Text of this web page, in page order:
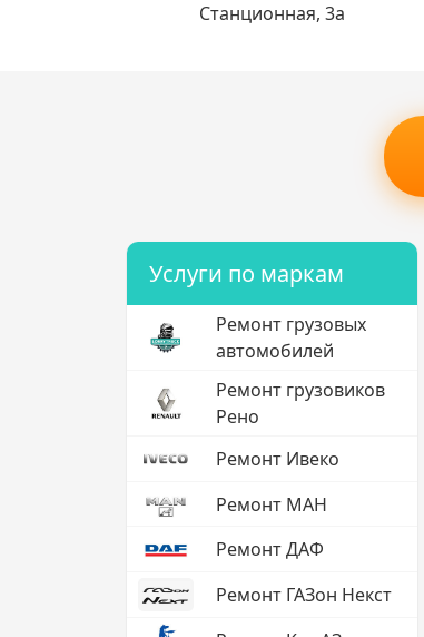
Станционная, 3а
Услуги по маркам
Ремонт грузовых
автомобилей
Ремонт грузовиков
Рено
Ремонт Ивеко
Ремонт МАН
Ремонт ДАФ
Ремонт ГАЗон Некст